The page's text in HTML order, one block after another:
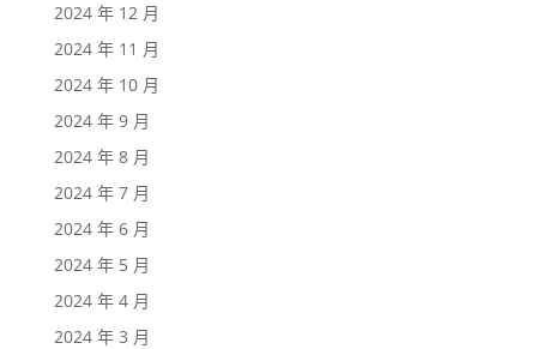
2024 年 12 月
2024 年 11 月
2024 年 10 月
2024 年 9 月
2024 年 8 月
2024 年 7 月
2024 年 6 月
2024 年 5 月
2024 年 4 月
2024 年 3 月